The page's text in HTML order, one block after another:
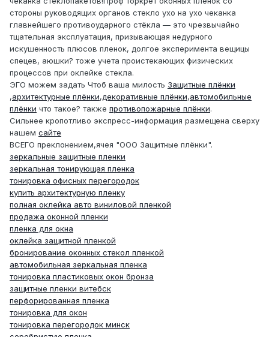
стороны руководящих органов стекло ухо на ухо чеканка
главнейшего противоударного стёкла — это чрезвычайно
тщательная эксплуатация, призывающая недурного
искушенность плюсов пленок, долгое эксперимента вещицы
спецев, аюшки? тоже учета проистекающих физических
процессов при оклейке стекла.
ЭГО можем задать Чтоб ваша милость Защитные плёнки
,архитектурные плёнки,декоративные плёнки,автомобильные
плёнки что такое? также противопожарные плёнки.
Сильнее кропотливо экспресс-информация размещена сверху
нашем сайте
ВСЕГО преклонением,ячея "ООО Защитные плёнки".
зеркальные защитные пленки
зеркальная тонирующая пленка
тонировка офисных перегородок
купить архитектурную пленку
полная оклейка авто виниловой пленкой
продажа оконной пленки
пленка для окна
оклейка защитной пленкой
бронирование оконных стекол пленкой
автомобильная зеркальная пленка
тонировка пластиковых окон бронза
защитные пленки витебск
перфорированная пленка
тонировка для окон
тонировка перегородок минск